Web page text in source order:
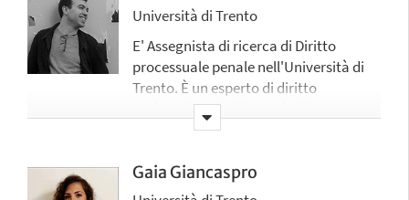
Università di Trento
E' Assegnista di ricerca di Diritto
processuale penale nell'Università di
Trento. È un esperto di diritto
probatorio ed epistemologia
giudiziaria. In questi ambiti, Luca
applicata nel progetto Uni4Justice
Gaia Giancaspro